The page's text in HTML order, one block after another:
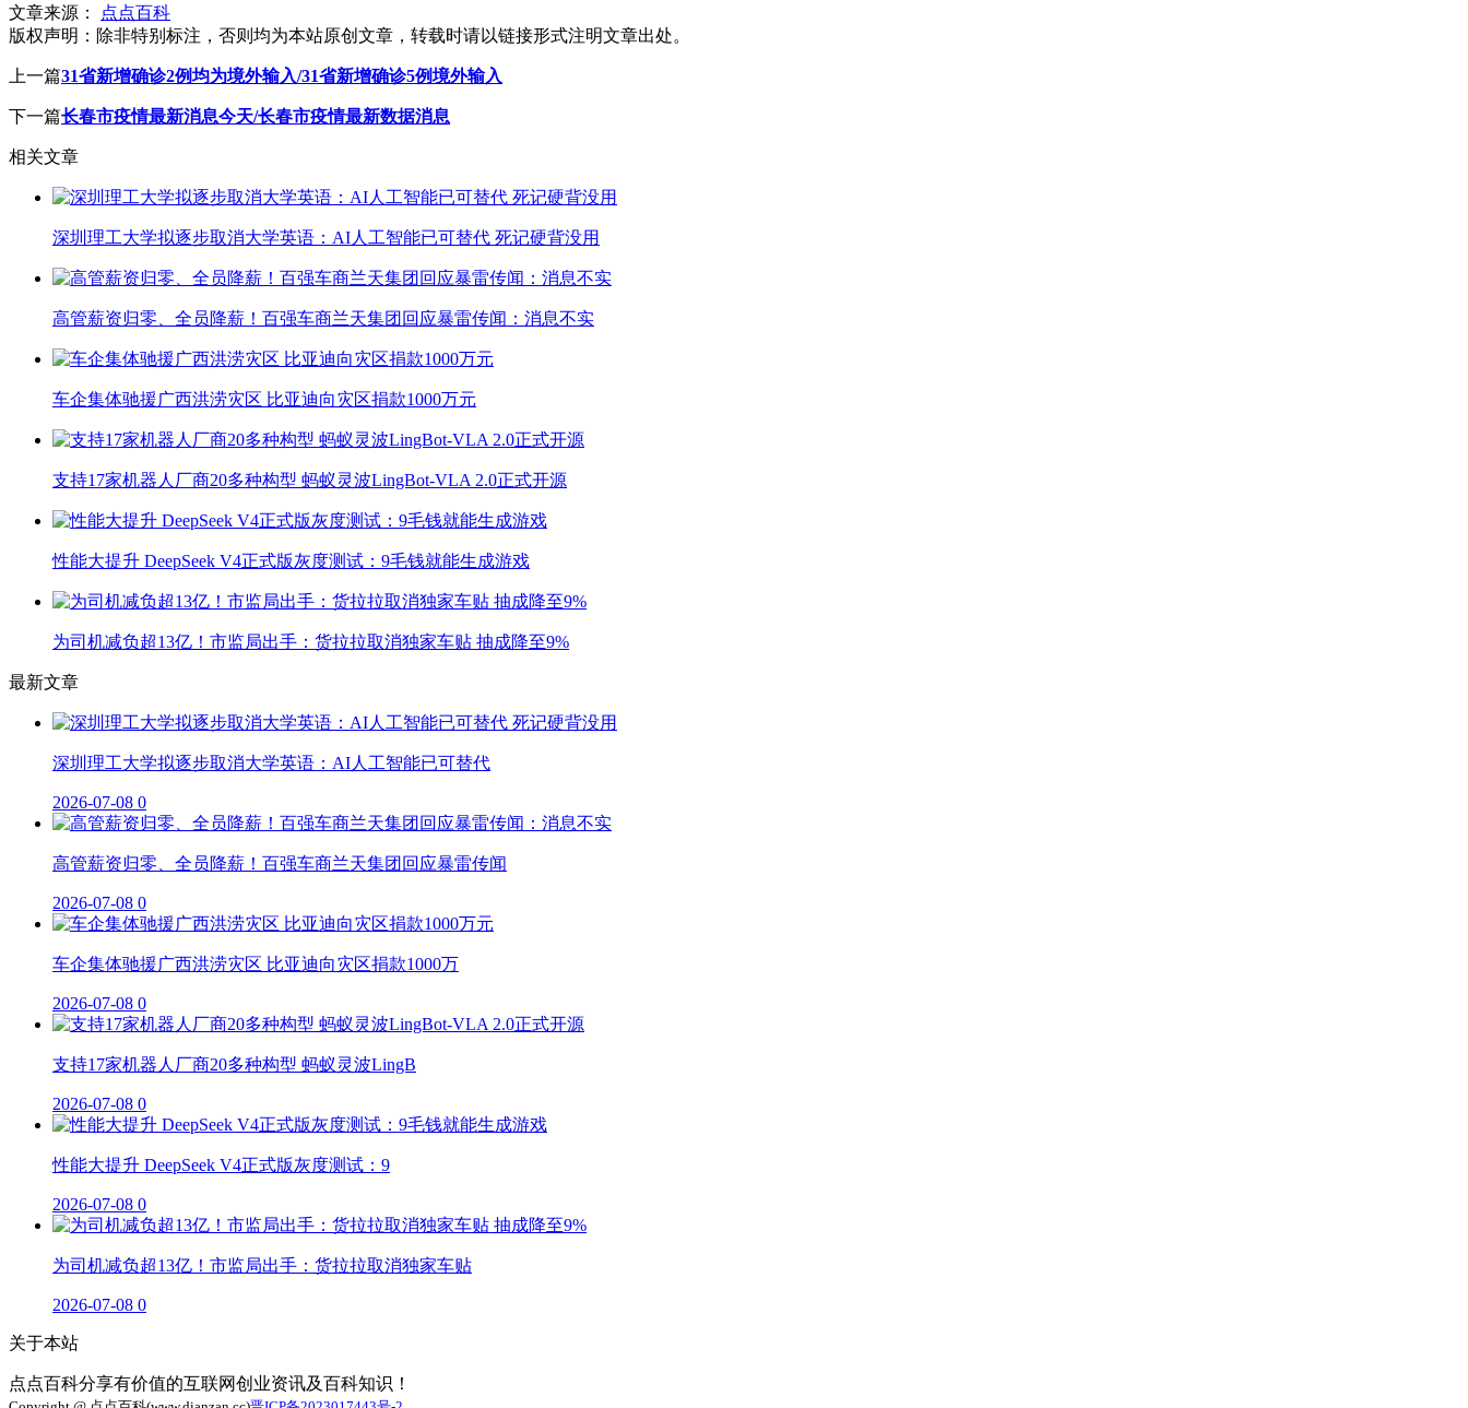
文章来源：
点点百科
版权声明： 除非特别标注，否则均为本站原创文章，转载时请以链接形式注明文章出处。
上一篇31省新增确诊2例均为境外输入/31省新增确诊5例境外输入
下一篇长春市疫情最新消息今天/长春市疫情最新数据消息
相关文章
深圳理工大学拟逐步取消大学英语：AI人工智能已可替代 死记硬背没用
高管薪资归零、全员降薪！百强车商兰天集团回应暴雷传闻：消息不实
车企集体驰援广西洪涝灾区 比亚迪向灾区捐款1000万元
支持17家机器人厂商20多种构型 蚂蚁灵波LingBot-VLA 2.0正式开源
性能大提升 DeepSeek V4正式版灰度测试：9毛钱就能生成游戏
为司机减负超13亿！市监局出手：货拉拉取消独家车贴 抽成降至9%
最新文章
深圳理工大学拟逐步取消大学英语：AI人工智能已可替代
2026-07-08 0
高管薪资归零、全员降薪！百强车商兰天集团回应暴雷传闻
2026-07-08 0
车企集体驰援广西洪涝灾区 比亚迪向灾区捐款1000万
2026-07-08 0
支持17家机器人厂商20多种构型 蚂蚁灵波LingB
2026-07-08 0
性能大提升 DeepSeek V4正式版灰度测试：9
2026-07-08 0
为司机减负超13亿！市监局出手：货拉拉取消独家车贴
2026-07-08 0
关于本站
点点百科分享有价值的互联网创业资讯及百科知识！